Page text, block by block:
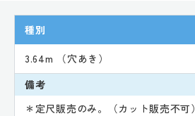
種別
3.64m （穴あき）
備考
＊定尺販売のみ。（カット販売不可）